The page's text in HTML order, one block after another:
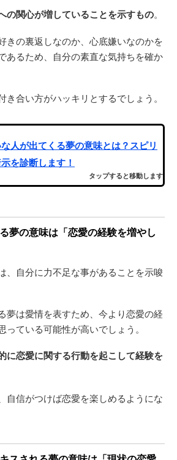
の関心が増していることを示すもの。
きの裏返しなのか、心底嫌いなのかを
あるため、自分の素直な気持ちを確か
き合い方がハッキリとするでしょう。
な人が出てくる夢の意味とは？スピリ
を診断します！
タップすると移動します
夢の意味は「恋愛の経験を増やし
、自分に力不足な事があることを示唆
夢は愛情を表すため、今より恋愛の経
ている可能性が高いでしょう。
に恋愛に関する行動を起こして経験を
自信がつけば恋愛を楽しめるようにな